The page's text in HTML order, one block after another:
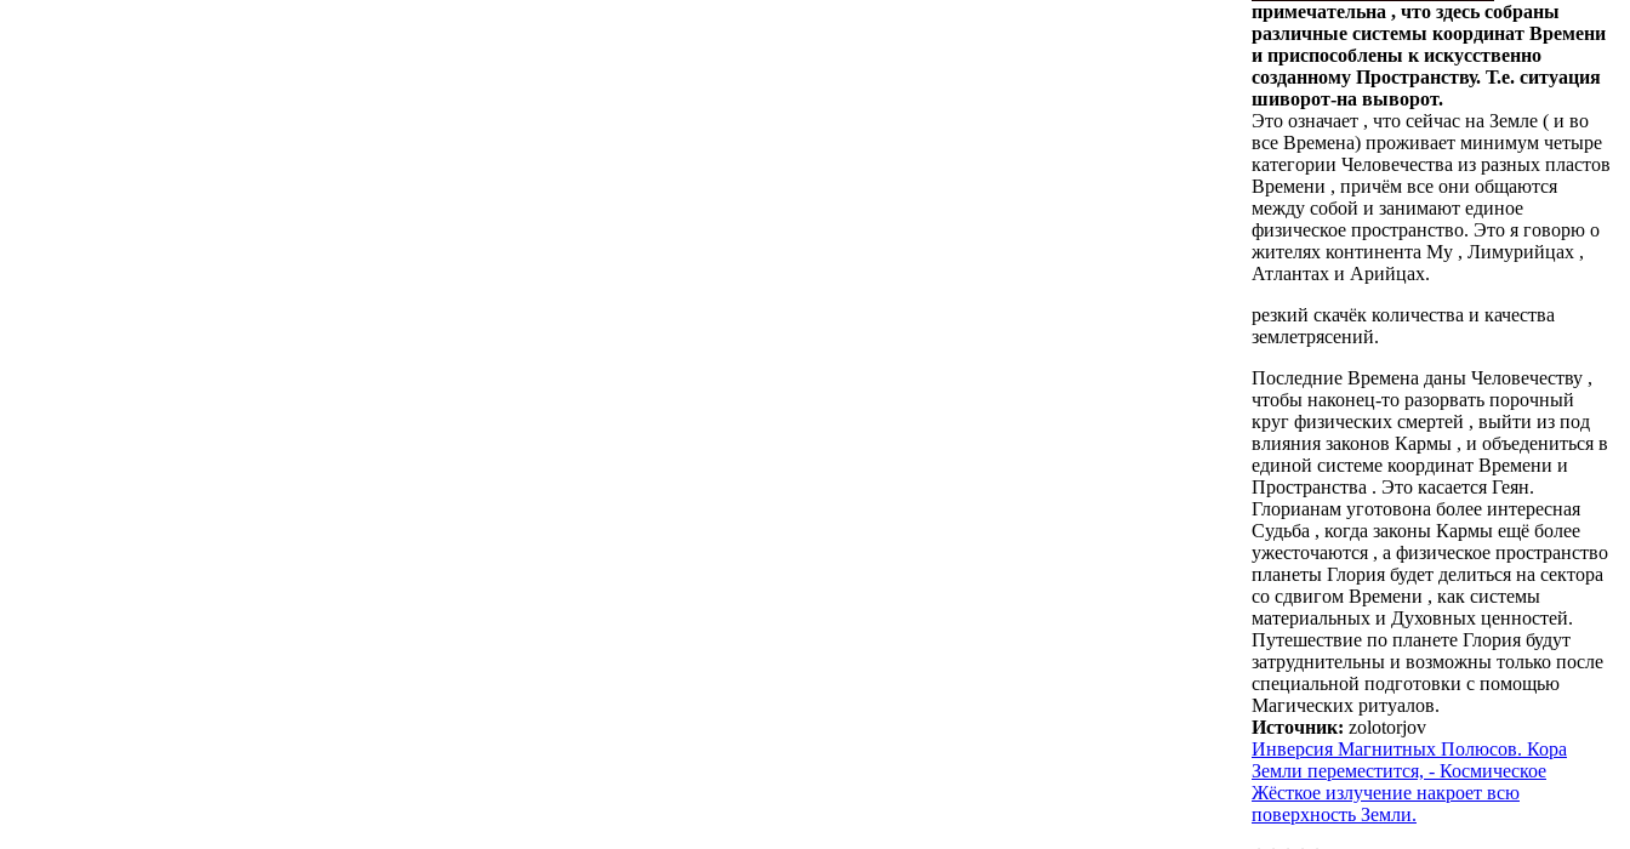
примечательна , что здесь собраны
различные системы координат Времени
и приспособлены к искусственно
созданному Пространству. Т.е. ситуация
шиворот-на выворот.
Это означает , что сейчас на Земле ( и во
все Времена) проживает минимум четыре
категории Человечества из разных пластов
Времени , причём все они общаются
между собой и занимают единое
физическое пространство. Это я говорю о
жителях континента Му , Лимурийцах ,
Атлантах и Арийцах.
резкий скачёк количества и качества
землетрясений.
Последние Времена даны Человечеству ,
чтобы наконец-то разорвать порочный
круг физических смертей , выйти из под
влияния законов Кармы , и объедениться в
единой системе координат Времени и
Пространства . Это касается Геян.
Глорианам уготовона более интересная
Судьба , когда законы Кармы ещё более
ужесточаются , а физическое пространство
планеты Глория будет делиться на сектора
со сдвигом Времени , как системы
материальных и Духовных ценностей.
Путешествие по планете Глория будут
затруднительны и возможны только после
специальной подготовки с помощью
Магических ритуалов.
Источник: zolotorjov
Инверсия Магнитных Полюсов. Кора
Земли переместится, - Космическое
Жёсткое излучение накроет всю
поверхность Земли.